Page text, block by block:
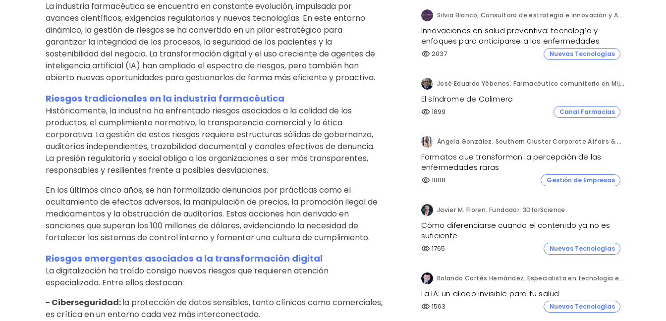
La industria farmacéutica se encuentra en constante evolución, impulsada por
avances científicos, exigencias regulatorias y nuevas tecnologías. En este entorno
dinámico, la gestión de riesgos se ha convertido en un pilar estratégico para
garantizar la integridad de los procesos, la seguridad de los pacientes y la
sostenibilidad del negocio. La transformación digital y el uso creciente de agentes de
inteligencia artificial (IA) han ampliado el espectro de riesgos, pero también han
abierto nuevas oportunidades para gestionarlos de forma más eficiente y proactiva.
Riesgos tradicionales en la industria farmacéutica
Históricamente, la industria ha enfrentado riesgos asociados a la calidad de los
productos, el cumplimiento normativo, la transparencia comercial y la ética
corporativa. La gestión de estos riesgos requiere estructuras sólidas de gobernanza,
auditorías independientes, trazabilidad documental y canales efectivos de denuncia.
La presión regulatoria y social obliga a las organizaciones a ser más transparentes,
responsables y resilientes frente a posibles desviaciones.
En los últimos cinco años, se han formalizado denuncias por prácticas como el
ocultamiento de efectos adversos, la manipulación de precios, la promoción ilegal de
medicamentos y la obstrucción de auditorías. Estas acciones han derivado en
sanciones que superan los 100 millones de dólares, evidenciando la necesidad de
fortalecer los sistemas de control interno y fomentar una cultura de cumplimiento.
Riesgos emergentes asociados a la transformación digital
La digitalización ha traído consigo nuevos riesgos que requieren atención
especializada. Entre ellos destacan:
- Ciberseguridad:la protección de datos sensibles, tanto clínicos como comerciales,
es crítica en un entorno cada vez más interconectado.
Silvia Blanco, Consultora de estrategia e innovación y Ana Leal, Consultora Senior de estrategia e innovación. ANIMA.
Innovaciones en salud preventiva: tecnología y
enfoques para anticiparse a las enfermedades
visibility 2037 Nuevas Tecnologías
José Eduardo Yébenes. Farmacéutico comunitario en Mijas (Málaga).
El síndrome de Calimero
visibility 1899 Canal Farmacias
Ángela González. Southern Cluster Corporate Affairs & Patient Partnership Director. Kyowa Kirin.
Formatos que transforman la percepción de las
enfermedades raras
visibility 1808 Gestión de Empresas
Javier M. Floren. Fundador. 3DforScience.
Cómo diferenciarse cuando el contenido ya no es
suficiente
visibility 1765 Nuevas Tecnologías
Rolando Cortés Hernández. Especialista en tecnología e inteligencia artificial. Director Comercial. AQUÍ tu Remodelación.
La IA: un aliado invisible para tu salud
visibility 1563 Nuevas Tecnologías